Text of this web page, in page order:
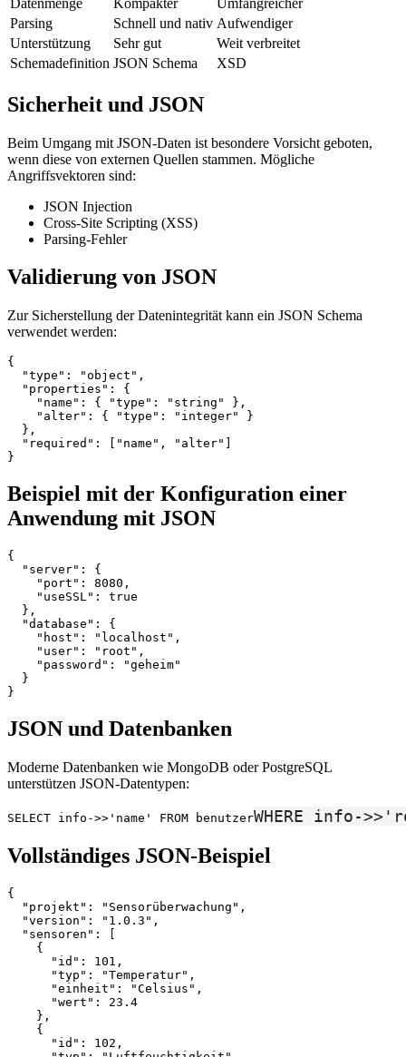
Parsing
Schnell und nativ Aufwendiger
Unterstützung
Sehr gut
Weit verbreitet
Schemadefinition JSON Schema XSD
Sicherheit und JSON
Beim Umgang mit JSON-Daten ist besondere Vorsicht geboten,
wenn diese von externen Quellen stammen. Mögliche
Angriffsvektoren sind:
JSON Injection
Cross-Site Scripting (XSS)
Parsing-Fehler
Validierung von JSON
Zur Sicherstellung der Datenintegrität kann ein JSON Schema
verwendet werden:
{
  "type": "object",
  "properties": {
    "name": { "type": "string" },
    "alter": { "type": "integer" }
  },
  "required": ["name", "alter"]
Beispiel mit der Konfiguration einer
Anwendung mit JSON
{
  "server": {
    "port": 8080,
    "useSSL": true
  },
  "database": {
    "host": "localhost",
    "user": "root",
    "password": "geheim"
  }
JSON und Datenbanken
Moderne Datenbanken wie MongoDB oder PostgreSQL
unterstützen JSON-Datentypen:
SELECT info->>'name' FROM benutzerWHERE info-
Vollständiges JSON-Beispiel
{
  "projekt": "Sensorüberwachung",
  "version": "1.0.3",
  "sensoren": [
    {
      "id": 101,
      "typ": "Temperatur",
      "einheit": "Celsius",
      "wert": 23.4
    },
    {
      "id": 102,